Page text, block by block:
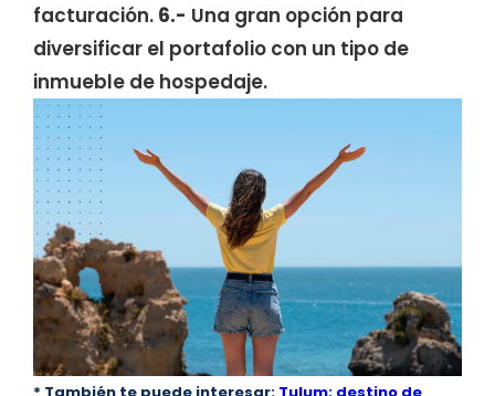
facturación. 6.- Una gran opción para
diversificar el portafolio con un tipo de
inmueble de hospedaje.